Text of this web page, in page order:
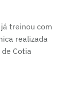
treinou com
realizada
Cotia